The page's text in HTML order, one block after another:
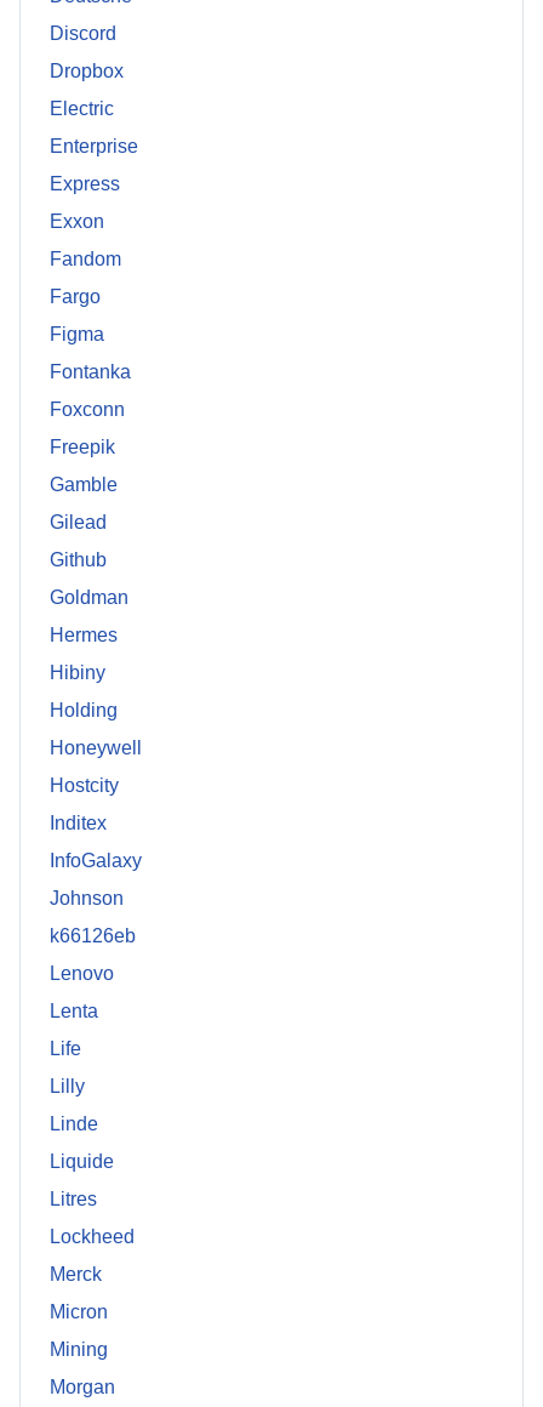
Discord
Dropbox
Electric
Enterprise
Express
Exxon
Fandom
Fargo
Figma
Fontanka
Foxconn
Freepik
Gamble
Gilead
Github
Goldman
Hermes
Hibiny
Holding
Honeywell
Hostcity
Inditex
InfoGalaxy
Johnson
k66126eb
Lenovo
Lenta
Life
Lilly
Linde
Liquide
Litres
Lockheed
Merck
Micron
Mining
Morgan